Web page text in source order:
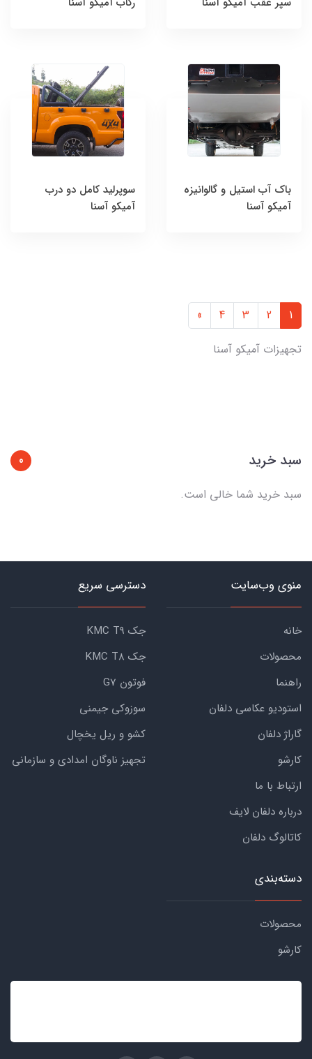
باک آب استیل و گالوانیزه
آمیکو آسنا
سوپرلید کامل دو درب
آمیکو آسنا
1
2
3
4
»
تجهیزات آمیکو آسنا
سبد خرید
0
سبد خرید شما خالی است.
منوی وب‌سایت
خانه
محصولات
راهنما
استودیو عکاسی دلفان
گاراژ دلفان
کارشو
ارتباط با ما
درباره دلفان لایف
کاتالوگ دلفان
دسترسی سریع
جک KMC T9
جک KMC T8
فوتون G7
سوزوکی جیمنی
کشو و ریل یخچال
تجهیز ناوگان امدادی و سازمانی
دسته‌بندی
محصولات
کارشو